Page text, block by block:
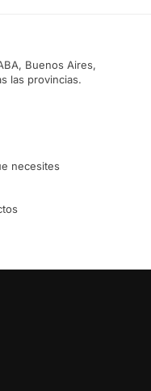
Buenos Aires,
las provincias.
necesites